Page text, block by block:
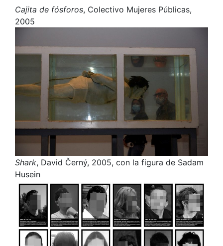
Cajita de fósforos, Colectivo Mujeres Públicas,
2005
Shark, David Černý, 2005, con la figura de Sadam
Husein